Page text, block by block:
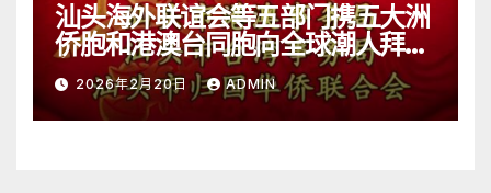
汕头海外联谊会等五部门携五大洲
侨胞和港澳台同胞向全球潮人拜
年！
2026年2月20日 ADMIN